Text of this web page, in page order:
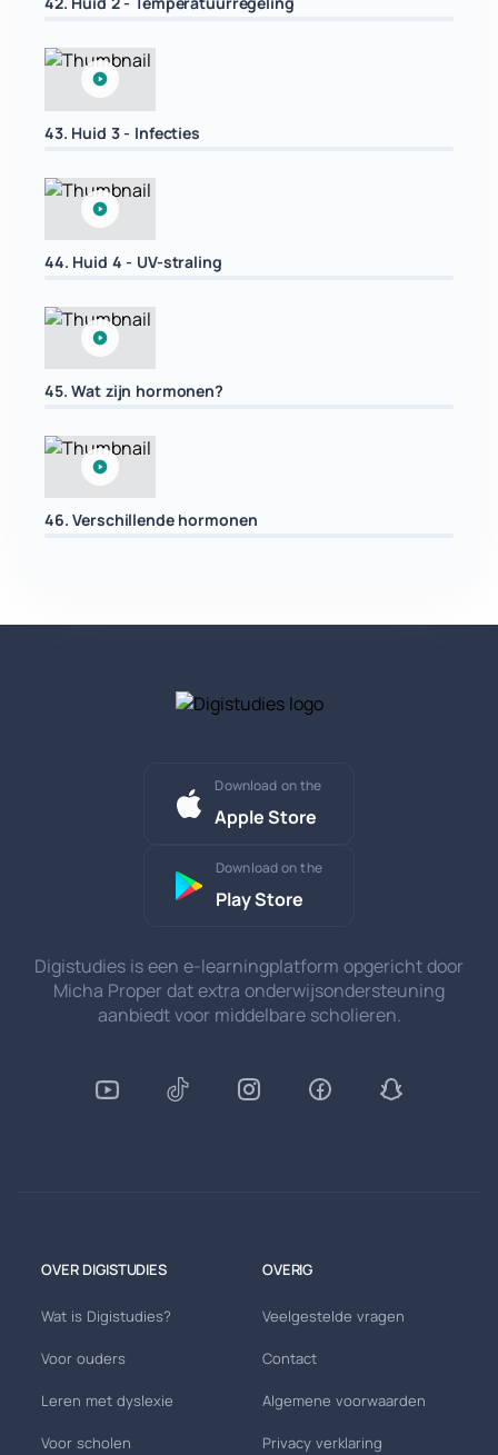
43. Huid 3 - Infecties
44. Huid 4 - UV-straling
45. Wat zijn hormonen?
46. Verschillende hormonen
Download on the
Apple Store
Download on the
Play Store
Digistudies is een e-learningplatform opgericht door
Micha Proper dat extra onderwijsondersteuning
aanbiedt voor middelbare scholieren.
OVER DIGISTUDIES
Wat is Digistudies?
Voor ouders
Leren met dyslexie
Voor scholen
OVERIG
Veelgestelde vragen
Contact
Algemene voorwaarden
Privacy verklaring